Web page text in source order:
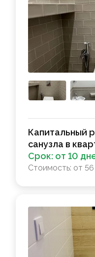
Капитальный
санузла в
Срок: от 10
Стоимость: от